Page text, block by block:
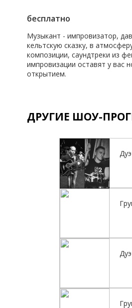
бесплатно
Музыкант - импровизатор,
кельтскую сказку, в
композиции, саундтреки из
импровизации оставят у вас
открытием.
ДРУГИЕ ШОУ-